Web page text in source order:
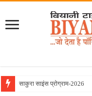
साकुरा साइंस प्रोग्राम-2026 के